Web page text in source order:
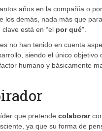
años en la compañía o
los demás, nada más que
está en “el por qué”.
no han tenido en cuenta
siendo el único
humano y básicamente
que pretende colaborar
ya que su forma de